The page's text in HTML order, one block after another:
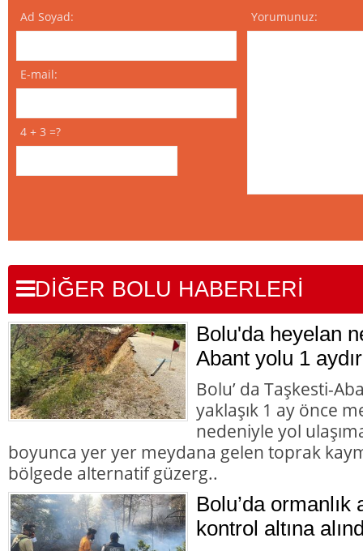
Ad Soyad:
E-mail:
4 + 3 =?
Yorumunuz:
DİĞER BOLU HABERLERİ
Bolu'da heyelan
Abant yolu 1
Bolu’ da Taşkesti-
yaklaşık 1 ay önce
nedeniyle yol
boyunca yer yer meydana gelen toprak
bölgede alternatif güzerg..
Bolu’da ormanlık
kontrol altına